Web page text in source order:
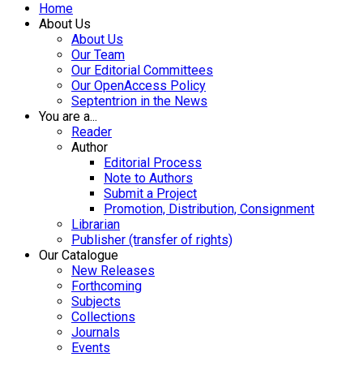
Home
About Us
About Us
Our Team
Our Editorial Committees
Our OpenAccess Policy
Septentrion in the News
You are a...
Reader
Author
Editorial Process
Note to Authors
Submit a Project
Promotion, Distribution, Consignment
Librarian
Publisher (transfer of rights)
Our Catalogue
New Releases
Forthcoming
Subjects
Collections
Journals
Events